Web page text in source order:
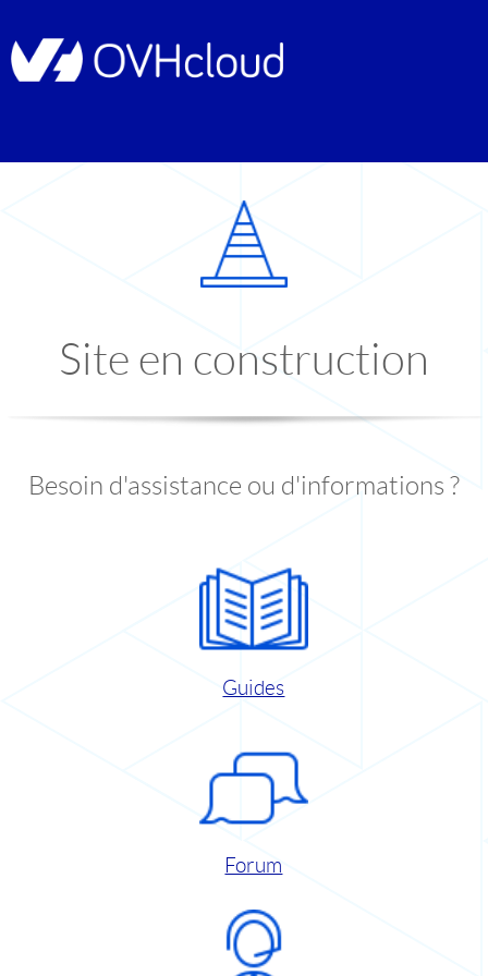
Site en construction
Besoin d'assistance ou d'informations ?
Guides
Forum